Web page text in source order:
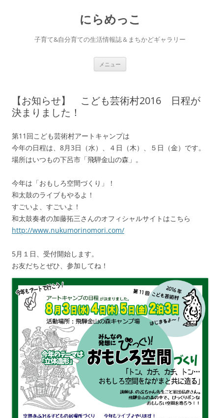
にらめっこ
子育て&自分育ての生活情報誌＆まちかどギャラリー
メニュー
【お知らせ】 こども芸術村2016 日程が
決まりました！
第11回こども芸術村アートキャンプは
今年の日程は、8月3日（水）、４日（木）、５日（金）です。
場所はいつもの下呂市「飛騨金山の森」。
今年は「おもしろ空間づくり」！
和太鼓のライブもやるよ！
すごいよ、すごいよ！
和太鼓奏者の加藤拓三さんのオフィシャルサイトはこちら
http://www.nukumorinomori.com/
5月１日、受付開始します。
お友だちとぜひ、参加してね！